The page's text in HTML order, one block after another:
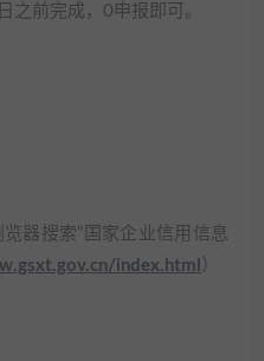
之前完成，0申报即可。​
器搜索“国家企业信用信息
index.html ）